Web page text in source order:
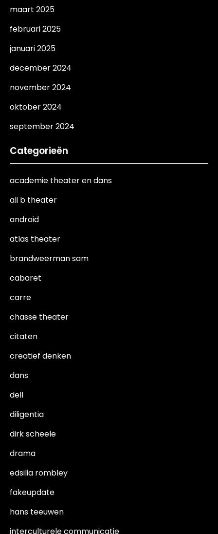
maart 2025
februari 2025
januari 2025
december 2024
november 2024
oktober 2024
september 2024
Categorieën
academie theater en dans
ali b theater
android
atlas theater
brandweerman sam
cabaret
carre
chasse theater
citaten
creatief denken
dans
dell
diligentia
dirk scheele
drama
edsilia rombley
fakeupdate
hans teeuwen
interculturele communicatie